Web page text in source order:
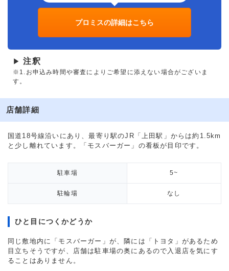
プロミスの詳細はこちら
▶ 注釈
※1.お申込み時間や審査によりご希望に添えない場合がございま
す。
店舗詳細
国道18号線沿いにあり、最寄り駅のJR「上田駅」からは約1.5km
と少し離れています。「モスバーガー」の看板が目印です。
駐車場 5~
駐輪場 なし
ひと目につくかどうか
同じ敷地内に「モスバーガー」が、隣には「トヨタ」があるため
目立ちそうですが、店舗は駐車場の奥にあるので入退店を気にす
ることはありません。